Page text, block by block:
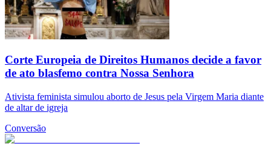
Corte Europeia de Direitos Humanos decide a favor
de ato blasfemo contra Nossa Senhora
Ativista feminista simulou aborto de Jesus pela Virgem Maria diante
de altar de igreja
Conversão